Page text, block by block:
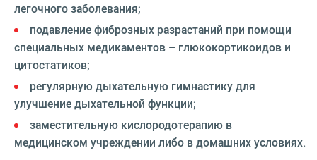
легочного заболевания;
подавление фиброзных разрастаний при помощи
специальных медикаментов – глюкокортикоидов и
цитостатиков;
регулярную дыхательную гимнастику для
улучшение дыхательной функции;
заместительную кислородотерапию в
медицинском учреждении либо в домашних условиях.